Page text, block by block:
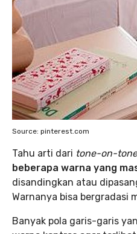
Source: pinterest.com
Tahu arti dari tone-on-tone
beberapa warna yang
disandingkan atau
Warnanya bisa bergradasi
Banyak pola garis-garis